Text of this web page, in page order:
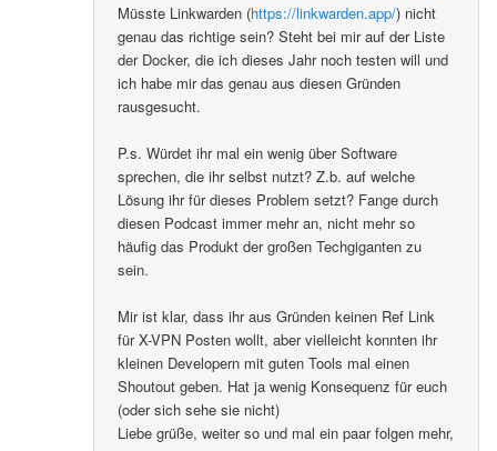
Müsste Linkwarden (https://linkwarden.app/) nicht
genau das richtige sein? Steht bei mir auf der Liste
der Docker, die ich dieses Jahr noch testen will und
ich habe mir das genau aus diesen Gründen
rausgesucht.
P.s. Würdet ihr mal ein wenig über Software
sprechen, die ihr selbst nutzt? Z.b. auf welche
Lösung ihr für dieses Problem setzt? Fange durch
diesen Podcast immer mehr an, nicht mehr so
häufig das Produkt der großen Techgiganten zu
sein.
Mir ist klar, dass ihr aus Gründen keinen Ref Link
für X-VPN Posten wollt, aber vielleicht konnten ihr
kleinen Developern mit guten Tools mal einen
Shoutout geben. Hat ja wenig Konsequenz für euch
(oder sich sehe sie nicht)
Liebe grüße, weiter so und mal ein paar folgen mehr,